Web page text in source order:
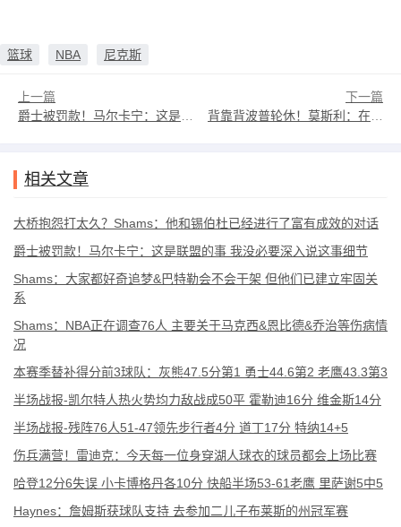
篮球 NBA 尼克斯
上一篇
爵士被罚款！马尔卡宁：这是联盟的事 我没必要深入说这事细节
下一篇
背靠背波普轮休！莫斯利：在进入赛季冲刺阶段时这对我们很重要
相关文章
大桥抱怨打太久？Shams：他和锡伯杜已经进行了富有成效的对话
爵士被罚款！马尔卡宁：这是联盟的事 我没必要深入说这事细节
Shams：大家都好奇追梦&巴特勒会不会干架 但他们已建立牢固关
系
Shams：NBA正在调查76人 主要关于马克西&恩比德&乔治等伤病情
况
本赛季替补得分前3球队：灰熊47.5分第1 勇士44.6第2 老鹰43.3第3
半场战报-凯尔特人热火势均力敌战成50平 霍勒迪16分 维金斯14分
半场战报-残阵76人51-47领先步行者4分 道丁17分 特纳14+5
伤兵满营！雷迪克：今天每一位身穿湖人球衣的球员都会上场比赛
哈登12分6失误 小卡博格丹各10分 快船半场53-61老鹰 里萨谢5中5
Haynes：詹姆斯获球队支持 去参加二儿子布莱斯的州冠军赛